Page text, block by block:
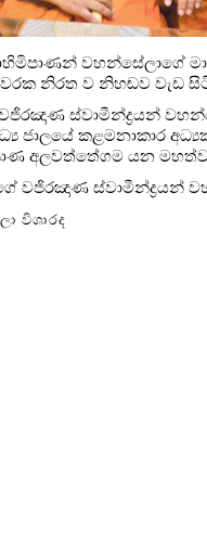
වහන්සේලාගේ
නිරත ව නිහඬව වැඩ
ස්වාමීන්ද්‍රයන්
ජාලයේ කළමනාකාර
අලවත්තේගම යන
වජිරඤාණ ස්වාමීන්ද්‍රයන්
විශාරද